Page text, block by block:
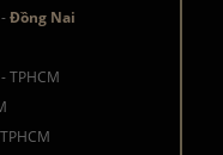
Đồng Nai
TPHCM